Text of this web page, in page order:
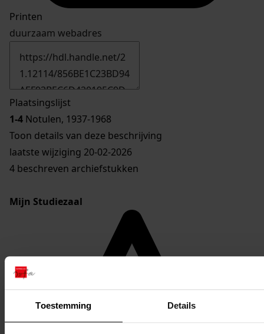
Toestemming Details
Printen
duurzaam webadres
Plaatsingslijst
1-4 Notulen, 1937-1968
Toon details van deze beschrijving
laatste wijziging 20-02-2026
4 beschreven archiefstukken
Mijn Studiezaal